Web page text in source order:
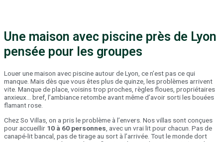
Une maison avec piscine près de Lyon
pensée pour les groupes
Louer une maison avec piscine autour de Lyon, ce n’est pas ce qui
manque. Mais dès que vous êtes plus de quinze, les problèmes arrivent
vite. Manque de place, voisins trop proches, règles floues, propriétaires
anxieux… bref, l’ambiance retombe avant même d’avoir sorti les bouées
flamant rose.
Chez So Villas, on a pris le problème à l’envers. Nos villas sont conçues
pour accueillir 10 à 60 personnes , avec un vrai lit pour chacun. Pas de
canapé-lit bancal, pas de tirage au sort à l’arrivée. Tout le monde dort